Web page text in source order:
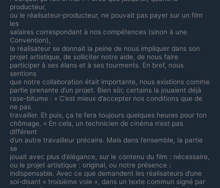
producteur,
ou le réalisateur-producteur, ne pouvait pas payer sur un film
les
salaires correspondant à nos compétences (sinon à une
Convention),
le réalisateur se donnait la peine de nous impliquer dans son
projet artistique, de solliciter notre aide, de nous faire
participer à ses élans et à ses tourments. En bref, nous
sentions
que notre collaboration était importante, nous existions comme
partie prenante d’un projet. Bien sûr, certains la jouaient déjà
rase-bitume : « C’est mieux d’accepter nos conditions que de
ne pas
travailler. Et puis, ça te fera toujours quelques heures pour ton
chômage. » En cela, un technicien de cinéma n’est pas
différent
d’un autre travailleur précaire. Mais dans l’ensemble, la partie
se
jouait avec plus d’élégance, sur le contenu du film : nécessaire,
ou le projet artistique : original, ou notre présence :
indispensable. Avec ce que demandent les réalisateurs d’une
soi-disant « troisième voie », dans un texte commun signé par